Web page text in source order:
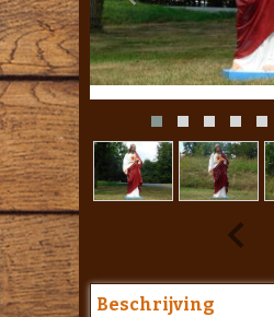
Beschrijving